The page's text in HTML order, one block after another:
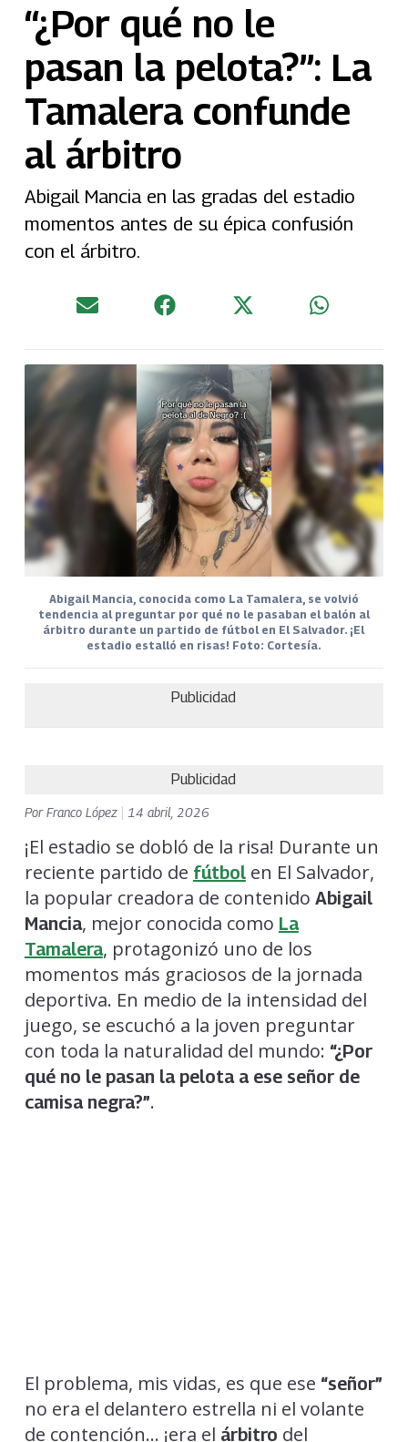
“¿Por qué no le
pasan la pelota?”: La
Tamalera confunde
al árbitro
Abigail Mancia en las gradas del estadio
momentos antes de su épica confusión
con el árbitro.
Abigail Mancia, conocida como La Tamalera, se volvió
tendencia al preguntar por qué no le pasaban el balón al
árbitro durante un partido de fútbol en El Salvador. ¡El
estadio estalló en risas! Foto: Cortesía.
Publicidad
Publicidad
PorFranco López 14 abril, 2026
¡El estadio se dobló de la risa! Durante un
reciente partido de fútbolen El Salvador,
la popular creadora de contenido Abigail
Mancia, mejor conocida como La
Tamalera, protagonizó uno de los
momentos más graciosos de la jornada
deportiva. En medio de la intensidad del
juego, se escuchó a la joven preguntar
con toda la naturalidad del mundo: “¿Por
qué no le pasan la pelota a ese señor de
camisa negra?”.
El problema, mis vidas, es que ese “señor”
no era el delantero estrella ni el volante
de contención… ¡era el árbitro del